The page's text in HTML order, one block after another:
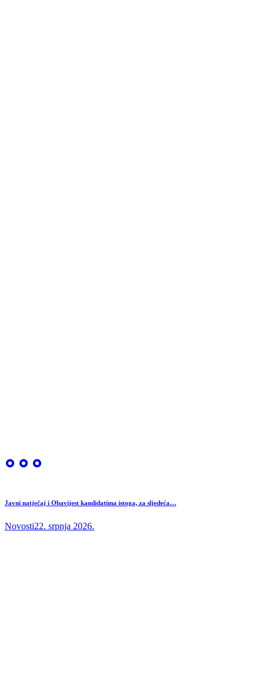
Javni natječaj i Obavijest kandidatima istoga, za sljedeća…
Novosti22. srpnja 2026.